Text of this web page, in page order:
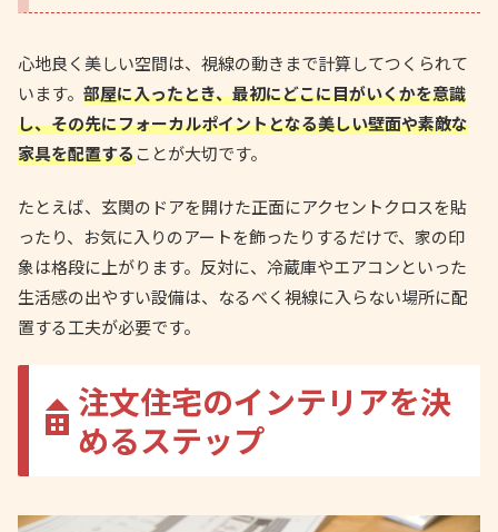
心地良く美しい空間は、視線の動きまで計算してつくられて
います。 部屋に入ったとき、最初にどこに目がいくかを意識
し、その先にフォーカルポイントとなる美しい壁面や素敵な
家具を配置することが大切です。
たとえば、玄関のドアを開けた正面にアクセントクロスを貼
ったり、お気に入りのアートを飾ったりするだけで、家の印
象は格段に上がります。反対に、冷蔵庫やエアコンといった
生活感の出やすい設備は、なるべく視線に入らない場所に配
置する工夫が必要です。
注文住宅のインテリアを決
めるステップ